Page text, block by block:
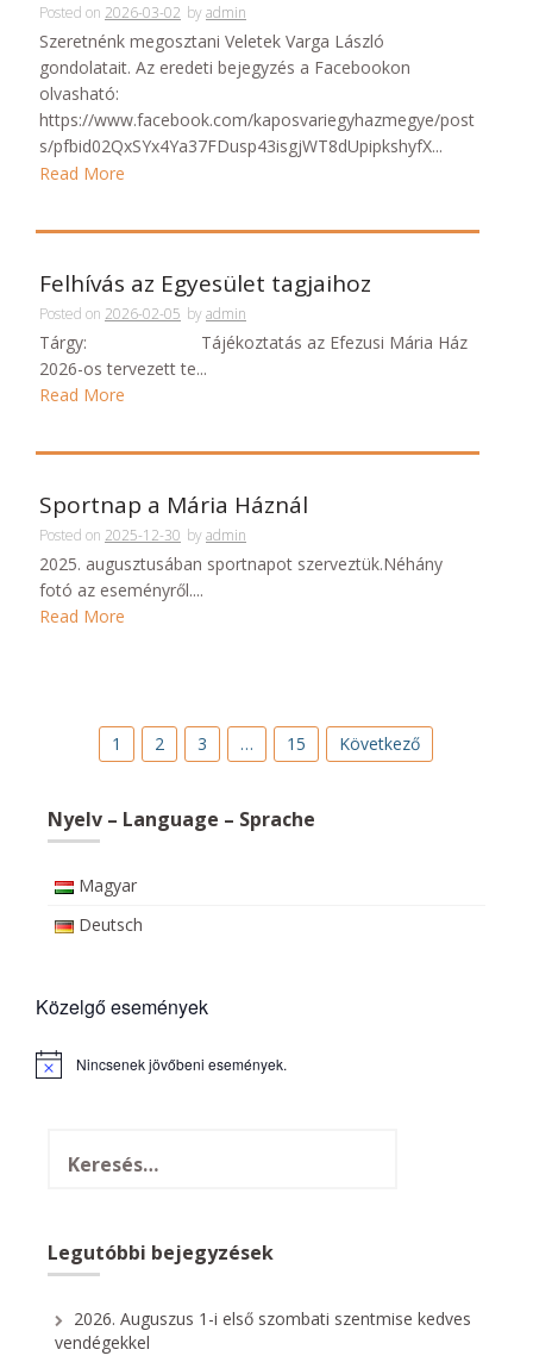
Posted on 2026-03-02 byadmin
Szeretnénk megosztani Veletek Varga László
gondolatait. Az eredeti bejegyzés a Facebookon
olvasható:
https://www.facebook.com/kaposvariegyhazmegye/post
s/pfbid02QxSYx4Ya37FDusp43isgjWT8dUpipkshyfX...
Read More
Felhívás az Egyesület tagjaihoz
Posted on 2026-02-05 byadmin
Tárgy: Tájékoztatás az Efezusi Mária Ház
2026-os tervezett te...
Read More
Sportnap a Mária Háznál
Posted on 2025-12-30 byadmin
2025. augusztusában sportnapot szerveztük.Néhány
fotó az eseményről....
Read More
1 2 3 … 15 Következő
Nyelv – Language – Sprache
Magyar
Deutsch
Közelgő események
N
Nincsenek jövőbeni események.
Legutóbbi bejegyzések
2026. Auguszus 1-i első szombati szentmise kedves
vendégekkel